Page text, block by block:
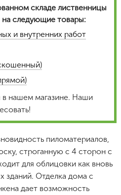
складе лиственницы
следующие товары:
и внутренних работ
нашем магазине. Наши
пиломатериалов,
строганную с 4 сторон с
для облицовки как вновь
зданий. Отделка дома с
дает возможность